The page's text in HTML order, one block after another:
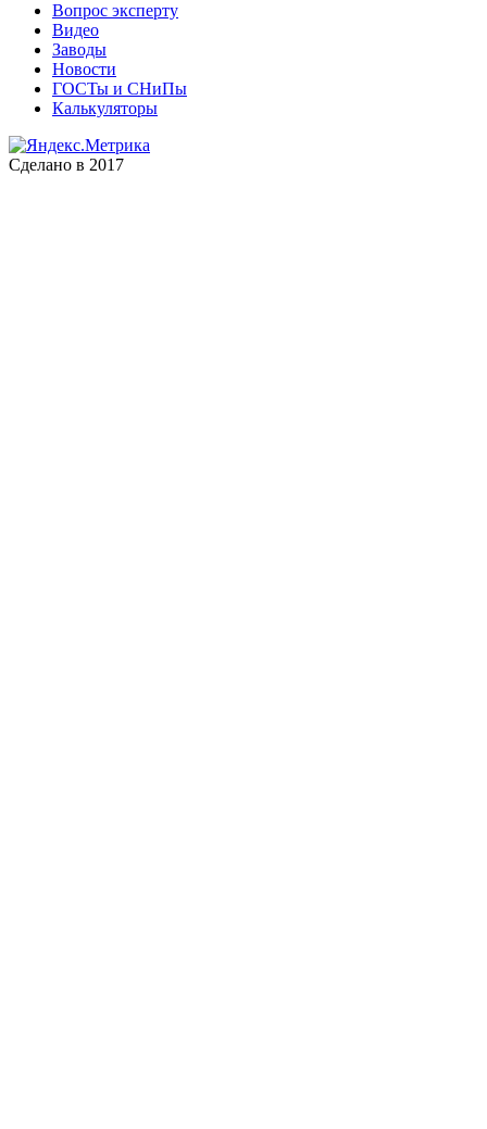
Вопрос эксперту
Видео
Заводы
Новости
ГОСТы и СНиПы
Калькуляторы
Сделано в 2017